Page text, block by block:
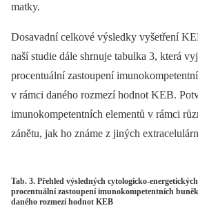
matky.
Dosavadní celkové výsledky vyšetření
naší studie dále shrnuje tabulka 3, která
procentuální zastoupení
v rámci daného rozmezí hodnot KEB.
imunokompetentních elementů v rámci
zánětu, jak ho známe z jiných
Tab. 3. Přehled výsledných cytologicko-
procentuální zastoupení imunokompetentních
daného rozmezí hodnot KEB